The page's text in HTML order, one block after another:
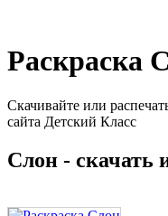
Раскраска
Скачивайте или
сайта Детский Класс
Слон - скачать